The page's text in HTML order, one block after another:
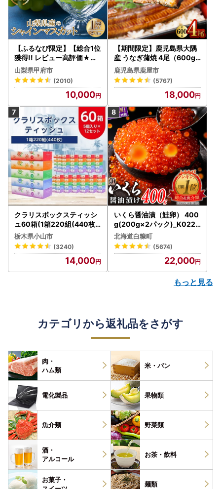
【ふるなび限定】【総合1位
獲得!! レビュー高評価★】
〈2026年度配送分〉山梨
県産 シャインマスカット 2
～3房（1.0kg以上）シャイ
ン フルーツ FN-Limited-S
P
山梨県甲府市
(2010)
10,000
【期間限定】鹿児島県大隅
産 うなぎ蒲焼 4尾（600g
） KN007-004-04-cp18
うなぎ 鰻 魚 惣菜 総菜
鹿児島県鹿屋市
(5767)
18,000
クラリスボックスティッシ
ュ60箱(1箱220組(440枚))
(5個入り×12セット)【配送
不可地域：離島・沖縄県】
【1256759】
栃木県小山市
(3240)
14,000
いくら醤油漬（鮭卵） 400
g(200g×2パック)_K022-
1676
北海道白糠町
(5674)
22,000
もっと見る
カテゴリから返礼品をさがす
肉・
ハム類
米・パン
電化製品 果物類
魚介類 野菜類
酒・
アルコール
お茶・ 飲料
お菓子・
麺類